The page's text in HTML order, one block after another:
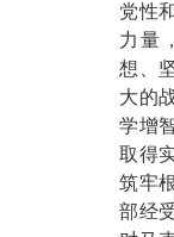
党性
力量
想、
大的
学增
取得
筑牢
部经